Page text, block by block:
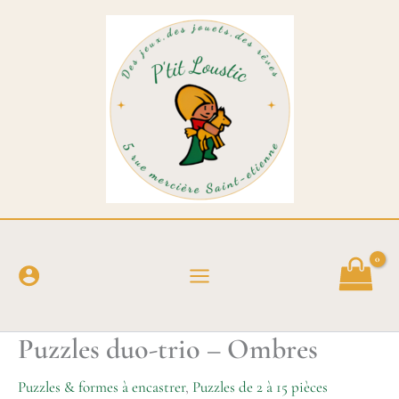
Puzzles duo-trio – Ombres
Puzzles & formes à encastrer, Puzzles de 2 à 15 pièces